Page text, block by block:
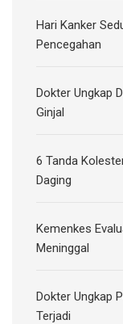
Hari Kanker
Pencegahan
Dokter Ungkap
Ginjal
6 Tanda
Daging
Kemenkes
Meninggal
Dokter Ungkap
Terjadi